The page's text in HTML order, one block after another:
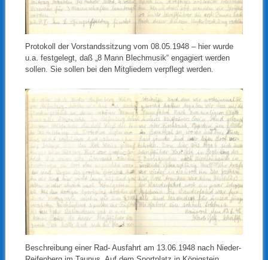
Protokoll der Vorstandssitzung vom 08.05.1948 – hier wurde
u.a. festgelegt, daß „8 Mann Blechmusik“ engagiert werden
sollen. Sie sollen bei den Mitgliedern verpflegt werden.
Beschreibung einer Rad- Ausfahrt am 13.06.1948 nach Nieder-